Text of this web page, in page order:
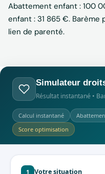
Abattement enfant : 100
enfant : 31 865 €. Barème
lien de parenté.
Simulateur
Résultat instantané •
Calcul instantané
Score optimisation
1
Votre situation